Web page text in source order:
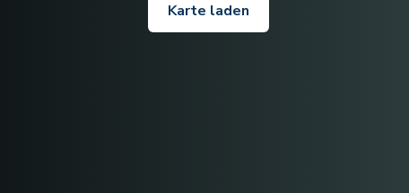
Karte laden